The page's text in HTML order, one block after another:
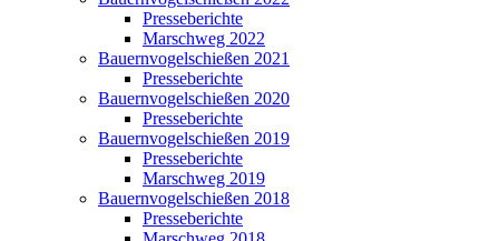
Presseberichte
Marschweg 2022
Bauernvogelschießen 2021
Presseberichte
Bauernvogelschießen 2020
Presseberichte
Bauernvogelschießen 2019
Presseberichte
Marschweg 2019
Bauernvogelschießen 2018
Presseberichte